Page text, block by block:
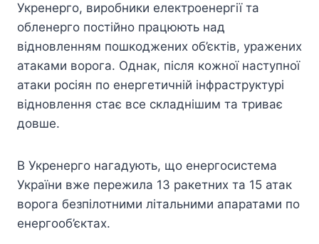
Укренерго, виробники електроенергії та
обленерго постійно працюють над
відновленням пошкоджених об’єктів, уражених
атаками ворога. Однак, після кожної наступної
атаки росіян по енергетичній інфраструктурі
відновлення стає все складнішим та триває
довше.
В Укренерго нагадують, що енергосистема
України вже пережила 13 ракетних та 15 атак
ворога безпілотними літальними апаратами по
енергооб’єктах.